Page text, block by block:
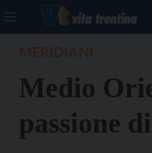
Medio
passione